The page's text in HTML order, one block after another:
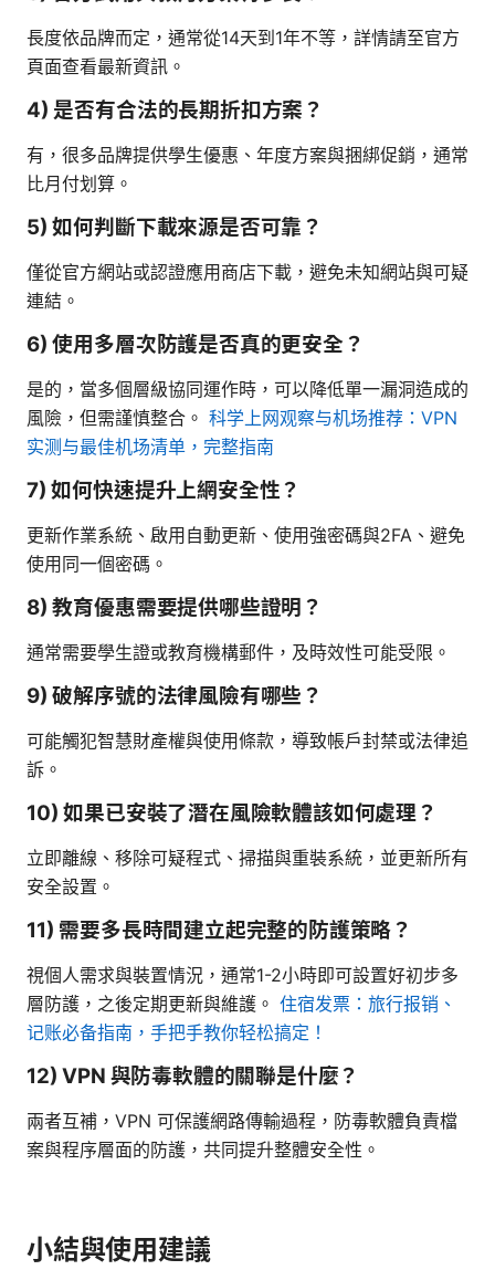
長度依品牌而定，通常從14天到1年不等，詳情請至官方
頁面查看最新資訊。
4) 是否有合法的長期折扣方案？
有，很多品牌提供學生優惠、年度方案與捆綁促銷，通常
比月付划算。
5) 如何判斷下載來源是否可靠？
僅從官方網站或認證應用商店下載，避免未知網站與可疑
連結。
6) 使用多層次防護是否真的更安全？
是的，當多個層級協同運作時，可以降低單一漏洞造成的
風險，但需謹慎整合。 科学上网观察与机场推荐：VPN
实测与最佳机场清单，完整指南
7) 如何快速提升上網安全性？
更新作業系統、啟用自動更新、使用強密碼與2FA、避免
使用同一個密碼。
8) 教育優惠需要提供哪些證明？
通常需要學生證或教育機構郵件，及時效性可能受限。
9) 破解序號的法律風險有哪些？
可能觸犯智慧財產權與使用條款，導致帳戶封禁或法律追
訴。
10) 如果已安裝了潛在風險軟體該如何處理？
立即離線、移除可疑程式、掃描與重裝系統，並更新所有
安全設置。
11) 需要多長時間建立起完整的防護策略？
視個人需求與裝置情況，通常1-2小時即可設置好初步多
層防護，之後定期更新與維護。 住宿发票：旅行报销、
记账必备指南，手把手教你轻松搞定！
12) VPN 與防毒軟體的關聯是什麼？
兩者互補，VPN 可保護網路傳輸過程，防毒軟體負責檔
案與程序層面的防護，共同提升整體安全性。
小結與使用建議